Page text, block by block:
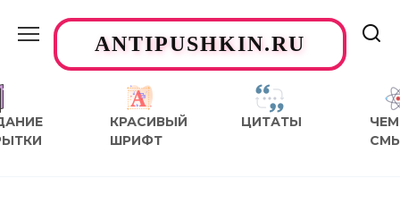
содержаниюANTIPUSHKIN.RU
КРАСИВЫЙ
ШРИФТ
ЦИТАТЫ
ЧЕМ